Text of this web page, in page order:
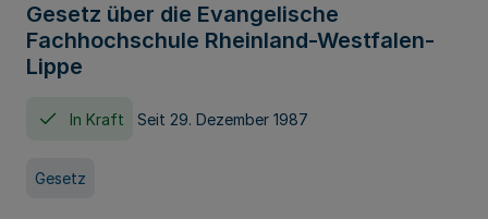
Gesetz über die Evangelische
Fachhochschule Rheinland-Westfalen-
Lippe
In Kraft Seit 29. Dezember 1987
Gesetz